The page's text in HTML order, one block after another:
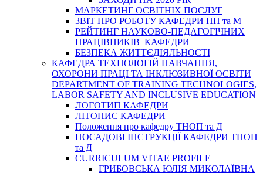
МАРКЕТИНГ ОСВІТНІХ ПОСЛУГ
3BIT ПРО РОБОТУ КАФЕДРИ ПП та М
РЕЙТИНГ НАУКОВО-ПЕДАГОГІЧНИХ
ПРАЦІВНИКІВ КАФЕДРИ
БЕЗПЕКА ЖИТТЄДІЯЛЬНОСТІ
КАФЕДРА ТЕХНОЛОГІЙ НАВЧАННЯ,
ОХОРОНИ ПРАЦІ ТА ІНКЛЮЗИВНОЇ ОСВІТИ
DEPARTMENT OF TRAINING TECHNOLOGIES,
LABOR SAFETY AND INCLUSIVE EDUCATION
ЛОГОТИП КАФЕДРИ
ЛІТОПИС КАФЕДРИ
Положення про кафедру ТНОП та Д
ПОСАДОВІ ІНСТРУКЦІЇ КАФЕДРИ ТНОП
та Д
CURRICULUM VITAE PROFILE
ГРИБОВСЬКА ЮЛІЯ МИКОЛАЇВНА